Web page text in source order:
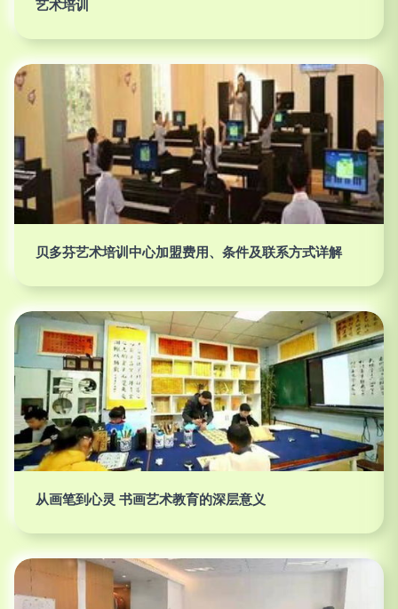
艺术培训
贝多芬艺术培训中心加盟费用、条件及联系方式详解
从画笔到心灵 书画艺术教育的深层意义